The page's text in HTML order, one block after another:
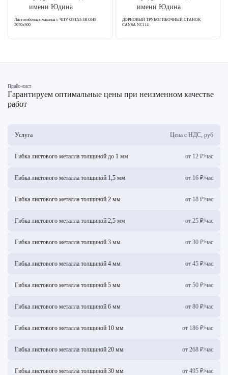
Листогибочная машина с ЧПУ OSTAS 3R OHS
2070х500
ДОРНОВЫЙ ТРУБОГИБОЧНЫЙ СТАНОК
CANSA NC114
Прайс-лист
Гарантируем оптимальные цены при неизменном качестве
работ
Услуга Цена с НДС, руб
Гибка листового металла толщиной до 1 мм от 12 ₽/час
Гибка листового металла толщиной 1,5 мм от 16 ₽/час
Гибка листового металла толщиной 2 мм от 18 ₽/час
Гибка листового металла толщиной 2,5 мм от 25 ₽/час
Гибка листового металла толщиной 3 мм от 30 ₽/час
Гибка листового металла толщиной 4 мм от 45 ₽/час
Гибка листового металла толщиной 5 мм от 50 ₽/час
Гибка листового металла толщиной 6 мм от 80 ₽/час
Гибка листового металла толщиной 10 мм от 186 ₽/час
Гибка листового металла толщиной 20 мм от 268 ₽/час
Гибка листового металла толщиной 30 мм от 495 ₽/час